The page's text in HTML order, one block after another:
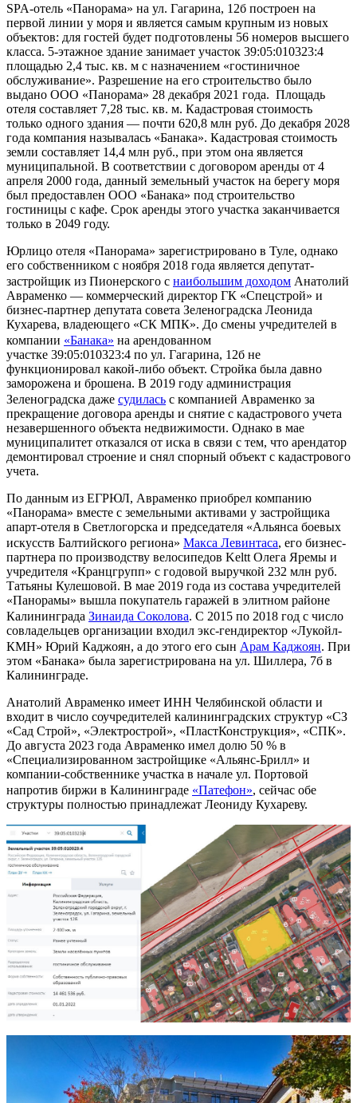
SPA-отель «Панорама» на ул. Гагарина, 12б построен на
первой линии у моря и является самым крупным из новых
объектов: для гостей будет подготовлены 56 номеров высшего
класса. 5-этажное здание занимает участок 39:05:010323:4
площадью 2,4 тыс. кв. м с назначением «гостиничное
обслуживание». Разрешение на его строительство было
выдано ООО «Панорама» 28 декабря 2021 года. Площадь
отеля составляет 7,28 тыс. кв. м. Кадастровая стоимость
только одного здания — почти 620,8 млн руб. До декабря 2028
года компания называлась «Банака». Кадастровая стоимость
земли составляет 14,4 млн руб., при этом она является
муниципальной. В соответствии с договором аренды от 4
апреля 2000 года, данный земельный участок на берегу моря
был предоставлен ООО «Банака» под строительство
гостиницы с кафе. Срок аренды этого участка заканчивается
только в 2049 году.
Юрлицо отеля «Панорама» зарегистрировано в Туле, однако
его собственником с ноября 2018 года является депутат-
застройщик из Пионерского с наибольшим доходом Анатолий
Авраменко — коммерческий директор ГК «Спецстрой» и
бизнес-партнер депутата совета Зеленоградска Леонида
Кухарева, владеющего «СК МПК». До смены учредителей в
компании «Банака» на арендованном
участке 39:05:010323:4 по ул. Гагарина, 12б не
функционировал какой-либо объект. Стройка была давно
заморожена и брошена. В 2019 году администрация
Зеленоградска даже судилась с компанией Авраменко за
прекращение договора аренды и снятие с кадастрового учета
незавершенного объекта недвижимости. Однако в мае
муниципалитет отказался от иска в связи с тем, что арендатор
демонтировал строение и снял спорный объект с кадастрового
учета.
По данным из ЕГРЮЛ, Авраменко приобрел компанию
«Панорама» вместе с земельными активами у застройщика
апарт-отеля в Светлогорска и председателя «Альянса боевых
искусств Балтийского региона» Макса Левинтаса, его бизнес-
партнера по производству велосипедов Keltt Олега Яремы и
учредителя «Кранцгрупп» с годовой выручкой 232 млн руб.
Татьяны Кулешовой. В мае 2019 года из состава учредителей
«Панорамы» вышла покупатель гаражей в элитном районе
Калининграда Зинаида Соколова. С 2015 по 2018 год с число
совладельцев организации входил экс-гендиректор «Лукойл-
КМН» Юрий Каджоян, а до этого его сын Арам Каджоян. При
этом «Банака» была зарегистрирована на ул. Шиллера, 7б в
Калининграде.
Анатолий Авраменко имеет ИНН Челябинской области и
входит в число соучредителей калининградских структур «СЗ
«Сад Строй», «Электрострой», «ПластКонструкция», «СПК».
До августа 2023 года Авраменко имел долю 50 % в
«Специализированном застройщике «Альянс-Брилл» и
компании-собственнике участка в начале ул. Портовой
напротив биржи в Калининграде «Патефон», сейчас обе
структуры полностью принадлежат Леониду Кухареву.